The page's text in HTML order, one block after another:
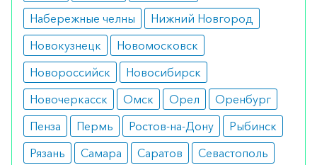
Побочные эффекты возникают крайне редко.
Пациент может столкнуться с кожными
высыпаниями, головокружением и повышенным
беспокойством.
Режим дозирования
Таблетки принимают целиком и запивают
обычной водой комнатной температуры.
Набережные челны
Нижний Новгород
Новокузнецк
Новомосковск
Новороссийск
Новосибирск
Новочеркасск
Омск Орел
Оренбург
Пенза
Пермь Ростов-на-Дону
Рыбинск
Рязань
Самара Саратов
Севастополь